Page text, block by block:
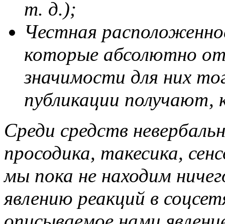
т. д.);
Честная
которые абсолютно
значимости для них
публикации получают,
Среди средств
просодика, такесика,
мы пока не находим
явлению реакций в